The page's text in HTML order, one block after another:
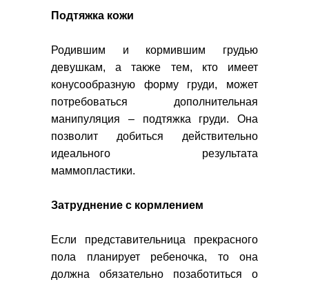
Подтяжка кожи
Родившим и кормившим грудью
девушкам, а также тем, кто имеет
конусообразную форму груди, может
потребоваться дополнительная
манипуляция – подтяжка груди. Она
позволит добиться действительно
идеального результата
маммопластики.
Затруднение с кормлением
Если представительница прекрасного
пола планирует ребеночка, то она
должна обязательно позаботиться о